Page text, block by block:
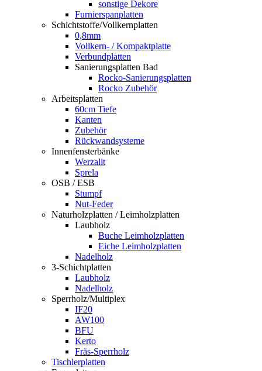
sonstige Dekore
Furnierspanplatten
Schichtstoffe/Vollkernplatten
0,8mm
Vollkern- / Kompaktplatte
Verbundplatten
Sanierungsplatten Bad
Rocko-Sanierungsplatten
Rocko Zubehör
Arbeitsplatten
60cm Tiefe
Kanten
Zubehör
Rückwandsysteme
Innenfensterbänke
Werzalit
Sprela
OSB / ESB
Stumpf
Nut-Feder
Naturholzplatten / Leimholzplatten
Laubholz
Buche Leimholzplatten
Eiche Leimholzplatten
Nadelholz
3-Schichtplatten
Laubholz
Nadelholz
Sperrholz/Multiplex
IF20
AW100
BFU
Kerto
Fräs-Sperrholz
Tischlerplatten